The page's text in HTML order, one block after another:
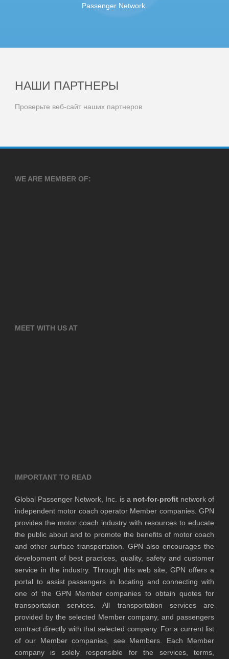
Passenger Network.
НАШИ ПАРТНЕРЫ
Проверьте веб-сайт наших партнеров
WE ARE MEMBER OF:
MEET WITH US AT
IMPORTANT TO READ
Global Passenger Network, Inc. is a not-for-profitnetwork of
independent motor coach operator Member companies. GPN
provides the motor coach industry with resources to educate
the public about and to promote the benefits of motor coach
and other surface transportation. GPN also encourages the
development of best practices, quality, safety and customer
service in the industry. Through this web site, GPN offers a
portal to assist passengers in locating and connecting with
one of the GPN Member companies to obtain quotes for
transportation services. All transportation services are
provided by the selected Member company, and passengers
contract directly with that selected company. For a current list
of our Member companies, see Members. Each Member
company is solely responsible for the services, terms,